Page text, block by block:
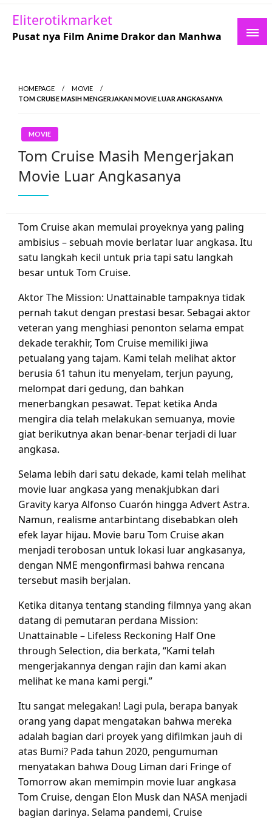
Skip
content
Eliterotikmarket
Pusat nya Film Anime Drakor dan Manhwa
HOMEPAGE
MOVIE
TOM CRUISE MASIH MENGERJAKAN MOVIE LUAR ANGKASANYA
MOVIE
Tom Cruise Masih Mengerjakan
Movie Luar Angkasanya
Tom Cruise akan memulai proyeknya yang paling
ambisius – sebuah movie berlatar luar angkasa. Itu
satu langkah kecil untuk pria tapi satu langkah
besar untuk Tom Cruise.
Aktor The Mission: Unattainable tampaknya tidak
pernah takut dengan prestasi besar. Sebagai aktor
veteran yang menghiasi penonton selama empat
dekade terakhir, Tom Cruise memiliki jiwa
petualang yang tajam. Kami telah melihat aktor
berusia 61 tahun itu menyelam, terjun payung,
melompat dari gedung, dan bahkan
menerbangkan pesawat. Tepat ketika Anda
mengira dia telah melakukan semuanya, movie
giat berikutnya akan benar-benar terjadi di luar
angkasa.
Selama lebih dari satu dekade, kami telah melihat
movie luar angkasa yang menakjubkan dari
Gravity karya Alfonso Cuarón hingga Advert Astra.
Namun, realisme antarbintang disebabkan oleh
efek layar hijau. Movie baru Tom Cruise akan
menjadi terobosan untuk lokasi luar angkasanya,
dengan NME mengonfirmasi bahwa rencana
tersebut masih berjalan.
Ketika ditanya tentang standing filmnya yang akan
datang di pemutaran perdana Mission:
Unattainable – Lifeless Reckoning Half One
through Selection, dia berkata, “Kami telah
mengerjakannya dengan rajin dan kami akan
melihat ke mana kami pergi.”
Itu sangat melegakan! Lagi pula, berapa banyak
orang yang dapat mengatakan bahwa mereka
adalah bagian dari proyek yang difilmkan jauh di
atas Bumi? Pada tahun 2020, pengumuman
menyatakan bahwa Doug Liman dari Fringe of
Tomorrow akan memimpin movie luar angkasa
Tom Cruise, dengan Elon Musk dan NASA menjadi
bagian darinya. Selama pandemi, Cruise